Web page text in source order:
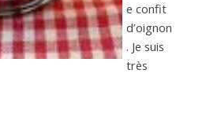
e confit
d’oignon
. Je suis
très